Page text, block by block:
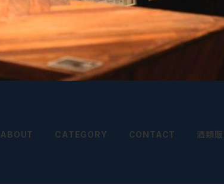
ABOUT CATEGORY CONTACT 酒類